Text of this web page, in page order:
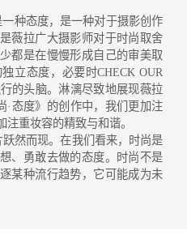
种态度，是一种对于摄影创作
薇拉广大摄影师对于时尚取舍
都是在慢慢形成自己的审美取
立态度，必要时CHECK OUR
的头脑。淋漓尽致地展现薇拉
·态度》的创作中，我们更加注
重妆容的精致与和谐。
然而现。在我们看来，时尚是
、勇敢去做的态度。时尚不是
某种流行趋势，它可能成为未